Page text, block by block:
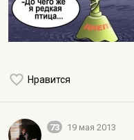
Нравится
73 19 мая 2013